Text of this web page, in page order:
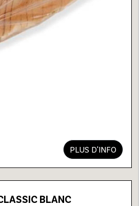
PLUS D'INFO
BLANC